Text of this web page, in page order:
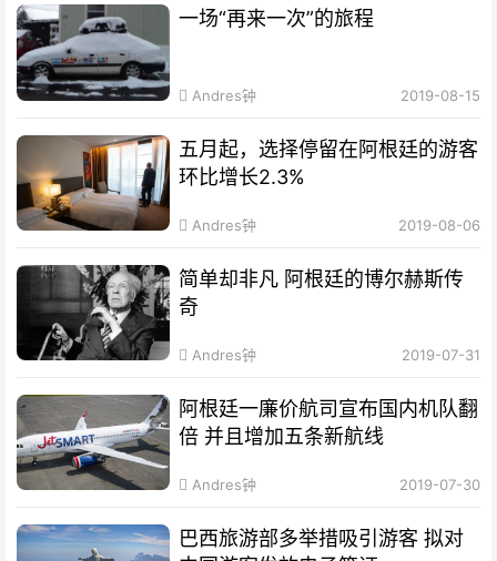
一场“再来一次”的旅程
Andres钟 2019-08-15
五月起，选择停留在阿根廷的游客
环比增长2.3%
Andres钟 2019-08-06
简单却非凡 阿根廷的博尔赫斯传
奇
Andres钟 2019-07-31
阿根廷一廉价航司宣布国内机队翻
倍 并且增加五条新航线
Andres钟 2019-07-30
巴西旅游部多举措吸引游客 拟对